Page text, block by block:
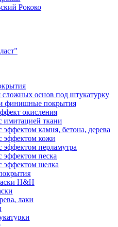
Рококо
сложных основ под штукатурку
финишные покрытия
окисления
имитацией ткани
камня, бетона, дерева
эффектом кожи
эффектом перламутра
эффектом песка
эффектом шелка
H&H
лаки